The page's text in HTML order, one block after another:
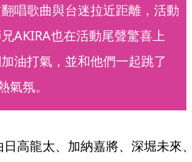
唱歌曲與台迷拉近距離，活動
AKIRA也在活動尾聲驚喜上
油打氣，並和他們一起跳了
氣氛。
日高龍太、加納嘉將、深堀未來